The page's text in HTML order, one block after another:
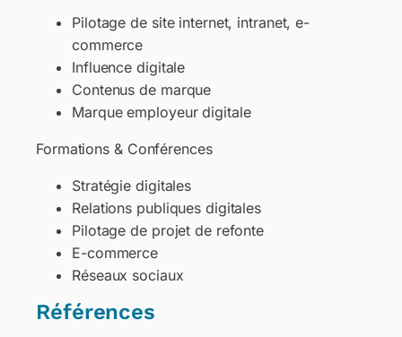
Pilotage de site internet, intranet, e-
commerce
Influence digitale
Contenus de marque
Marque employeur digitale
Formations & Conférences
Stratégie digitales
Relations publiques digitales
Pilotage de projet de refonte
E-commerce
Réseaux sociaux
Références